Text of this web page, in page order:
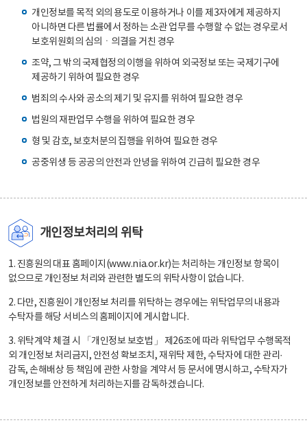
개인정보를 목적 외의 용도로 이용하거나 이를 제3자에게 제공하지
아니하면 다른 법률에서 정하는 소관 업무를 수행할 수 없는 경우로서
보호위원회의 심의ㆍ의결을 거친 경우
조약, 그 밖의 국제협정의 이행을 위하여 외국정보 또는 국제기구에
제공하기 위하여 필요한 경우
범죄의 수사와 공소의 제기 및 유지를 위하여 필요한 경우
법원의 재판업무 수행을 위하여 필요한 경우
형 및 감호, 보호처분의 집행을 위하여 필요한 경우
공중위생 등 공공의 안전과 안녕을 위하여 긴급히 필요한 경우
개인정보처리의 위탁
1. 진흥원의 대표 홈페이지(www.nia.or.kr)는 처리하는 개인정보 항목이
없으므로 개인정보 처리와 관련한 별도의 위탁사항이 없습니다.
2. 다만, 진흥원이 개인정보 처리를 위탁하는 경우에는 위탁업무의 내용과
수탁자를 해당 서비스의 홈페이지에 게시합니다.
3. 위탁계약 체결 시 「개인정보 보호법」 제26조에 따라 위탁업무 수행목적
외 개인정보 처리금지, 안전성 확보조치, 재위탁 제한, 수탁자에 대한 관리·
감독, 손해배상 등 책임에 관한 사항을 계약서 등 문서에 명시하고, 수탁자가
개인정보를 안전하게 처리하는지를 감독하겠습니다.